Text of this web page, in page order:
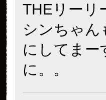
THEリーリ
シンちゃん
にしてまー
に。。